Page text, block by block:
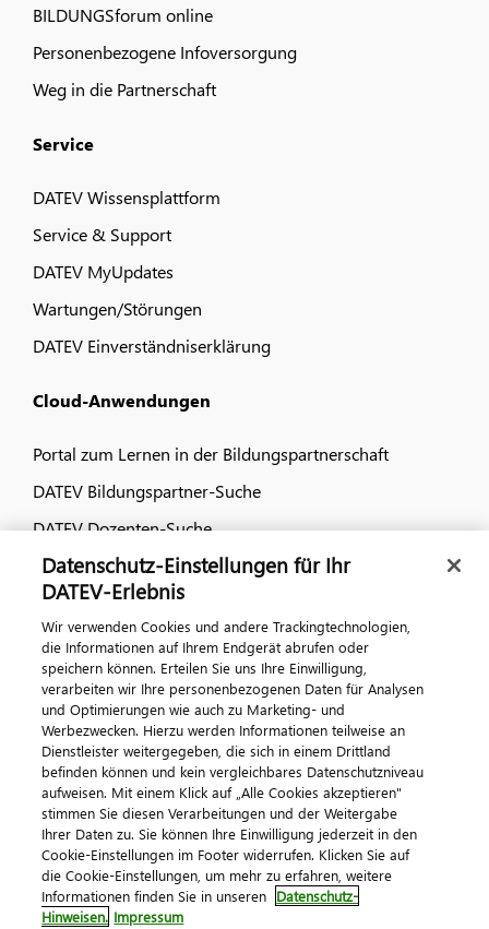
BILDUNGSforum online
Personenbezogene Infoversorgung
Weg in die Partnerschaft
Service
DATEV Wissensplattform
Service & Support
DATEV MyUpdates
Wartungen/Störungen
DATEV Einverständniserklärung
Cloud-Anwendungen
Portal zum Lernen in der Bildungspartnerschaft
DATEV Bildungspartner-Suche
DATEV Dozenten-Suche
Dialog & Medien
Veranstaltungen
DATEV magazin
DATEV-Community
DATEV-Newsletter
Kontaktieren Sie uns
Datenschutz-Einstellungen für Ihr
DATEV-Erlebnis
Wir verwenden Cookies und andere Trackingtechnologien,
die Informationen auf Ihrem Endgerät abrufen oder
speichern können. Erteilen Sie uns Ihre Einwilligung,
verarbeiten wir Ihre personenbezogenen Daten für Analysen
und Optimierungen wie auch zu Marketing- und
Werbezwecken. Hierzu werden Informationen teilweise an
Dienstleister weitergegeben, die sich in einem Drittland
befinden können und kein vergleichbares Datenschutzniveau
aufweisen. Mit einem Klick auf „Alle Cookies akzeptieren"
stimmen Sie diesen Verarbeitungen und der Weitergabe
Ihrer Daten zu. Sie können Ihre Einwilligung jederzeit in den
Cookie-Einstellungen im Footer widerrufen. Klicken Sie auf
die Cookie-Einstellungen, um mehr zu erfahren, weitere
Informationen finden Sie in unseren Datenschutz-
Hinweisen. Impressum